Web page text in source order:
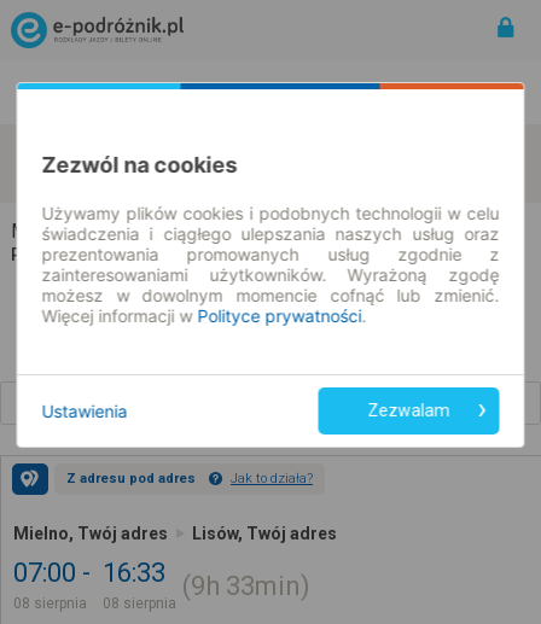
08.08.2026 | -- : --
Mielno → Lisów
Rozkład jazdy i bilety
Z adresu pod adres Jak to działa?
Mielno, Twój adres Lisów, Twój adres
07:00
08 sierpnia
16:33
08 sierpnia
9h 33min
Zezwól na cookies
Używamy plików cookies i podobnych technologii w celu
świadczenia i ciągłego ulepszania naszych usług oraz
prezentowania promowanych usług zgodnie z
zainteresowaniami użytkowników. Wyrażoną zgodę
możesz w dowolnym momencie cofnąć lub zmienić.
Więcej informacji w Polityce prywatności.
Ustawienia Zezwalam